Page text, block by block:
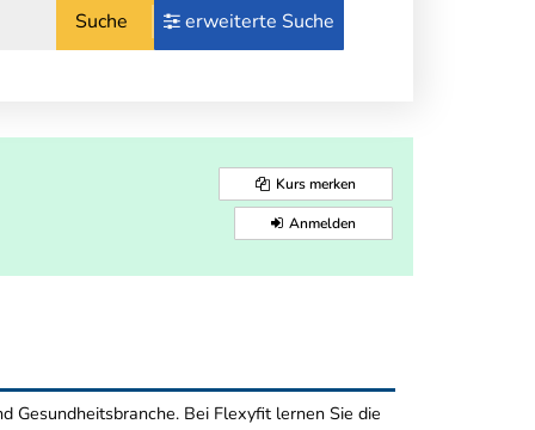
Suche erweiterte Suche
Kurs merken
Anmelden
Gesundheitsbranche. Bei Flexyfit lernen Sie die